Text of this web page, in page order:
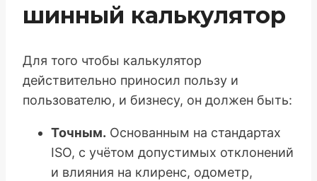
шинный калькулятор
Для того чтобы калькулятор
действительно приносил пользу и
пользователю, и бизнесу, он должен быть:
Точным. Основанным на стандартах
ISO, с учётом допустимых отклонений
и влияния на клиренс, одометр,